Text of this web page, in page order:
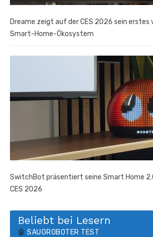
Dreame zeigt auf der CES 2026 sein erstes
Smart-Home-Ökosystem
SwitchBot präsentiert seine Smart Home
CES 2026
Beliebt bei Lesern
🤖 SAUGROBOTER TEST